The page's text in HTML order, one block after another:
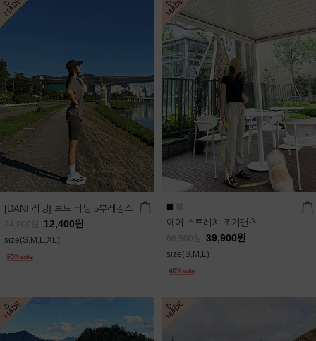
[DANI 러닝] 로드 러닝 5부레깅스
24,800 12,400원
size(S,M,L,XL)
에어 스트레치 조거팬츠
66,500 39,900원
size(S,M,L)